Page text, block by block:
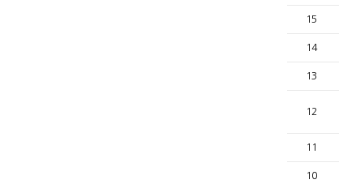
15
14
13
12
11
10